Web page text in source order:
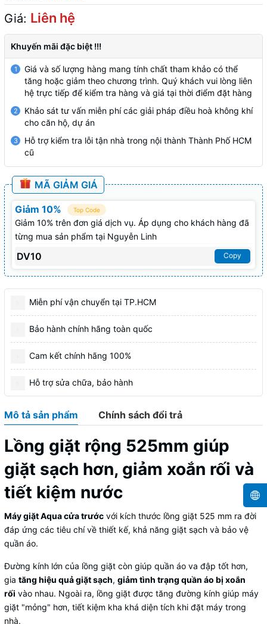
Giá: Liên hệ
Khuyến mãi đặc biệt !!!
1
Giá và số lượng hàng mang tính chất tham khảo có thể
tăng hoặc giảm theo chương trình. Quý khách vui lòng liên
hệ trực tiếp để kiểm tra hàng và giá tại thời điểm đặt hàng
2
Khảo sát tư vấn miễn phí các giải pháp điều hoà không khí
cho căn hộ, dự án
3
Hỗ trợ kiểm tra lỗi tận nhà trong nội thành Thành Phố HCM
cũ
MÃ GIẢM GIÁ
Giảm 10% Top Code
Giảm 10% trên đơn giá dịch vụ. Áp dụng cho khách hàng đã
từng mua sản phẩm tại Nguyễn Linh
DV10 Copy
Miễn phí vận chuyển tại TP.HCM
Bảo hành chính hãng toàn quốc
Cam kết chính hãng 100%
Hỗ trợ sửa chữa, bảo hành
Mô tả sản phẩm Chính sách đổi trả
Lồng giặt rộng 525mm giúp
giặt sạch hơn, giảm xoắn rối và
tiết kiệm nước
Máy giặt Aqua cửa trước với kích thước lồng giặt 525 mm ra đời
đáp ứng các tiêu chí về thiết kế, khả năng giặt sạch và bảo vệ
quần áo.
Đường kính lớn của lồng giặt còn giúp quần áo va đập tốt hơn,
gia tăng hiệu quả giặt sạch, giảm tình trạng quần áo bị xoắn
rối vào nhau. Ngoài ra, lồng giặt được tăng đường kính giúp máy
giặt "mỏng" hơn, tiết kiệm kha khá diện tích khi đặt máy trong
nhà.